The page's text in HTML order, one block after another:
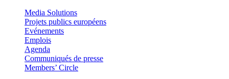
Media Solutions
Projets publics européens
Evénements
Emplois
Agenda
Communiqués de presse
Members’ Circle